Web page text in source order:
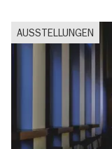
AUSSTELLUNGEN